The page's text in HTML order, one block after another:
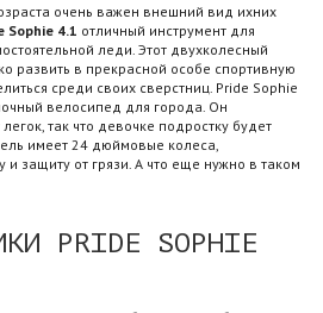
очень важен внешний вид ихних
Sophie 4.1 отличный инструмент для
леди. Этот двухколесный
развить в прекрасной особе спортивную
среди своих сверстниц. Pride Sophie
велосипед для города. Он
так что девочке подростку будет
имеет 24 дюймовые колеса,
защиту от грязи. А что еще нужно в таком
PRIDE SOPHIE